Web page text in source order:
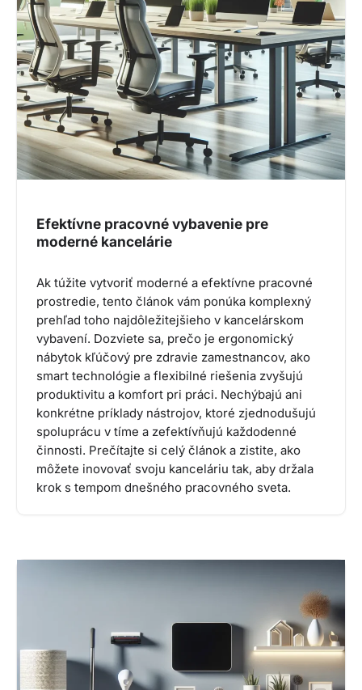
Efektívne pracovné vybavenie pre
moderné kancelárie
Ak túžite vytvoriť moderné a efektívne pracovné
prostredie, tento článok vám ponúka komplexný
prehľad toho najdôležitejšieho v kancelárskom
vybavení. Dozviete sa, prečo je ergonomický
nábytok kľúčový pre zdravie zamestnancov, ako
smart technológie a flexibilné riešenia zvyšujú
produktivitu a komfort pri práci. Nechýbajú ani
konkrétne príklady nástrojov, ktoré zjednodušujú
spoluprácu v tíme a zefektívňujú každodenné
činnosti. Prečítajte si celý článok a zistite, ako
môžete inovovať svoju kanceláriu tak, aby držala
krok s tempom dnešného pracovného sveta.